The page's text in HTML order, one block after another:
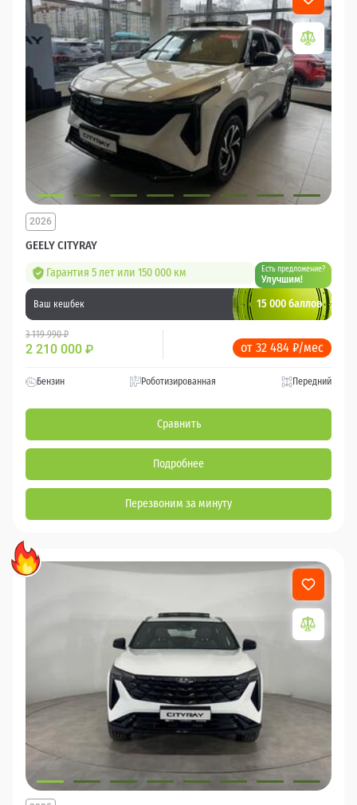
GEELY CITYRAY
2026
Гарантия 5 лет или 150 000 км Есть предложение?
Улучшим!
Ваш кешбек 15 000 баллов
3 119 990 ₽
2 210 000 ₽ от 32 484 ₽/мес
Бензин Роботизированная Передний
Сравнить
Подробнее
Перезвоним за минуту